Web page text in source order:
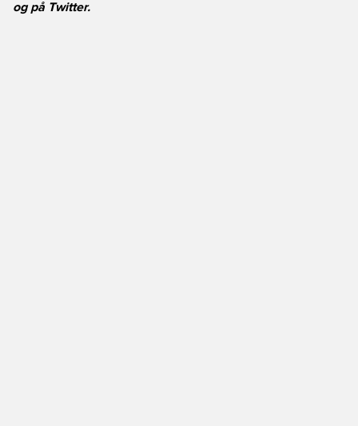
og på Twitter.